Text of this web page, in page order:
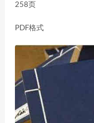
258页
PDF格式